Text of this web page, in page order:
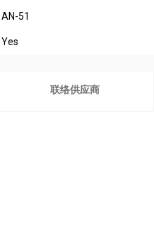
AN-51
Yes
联络供应商